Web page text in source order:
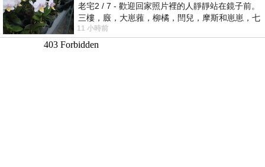
老宅2 / 7 - 歡迎回家照片裡的人靜靜站在鏡子前。
三樓，廄，大崽蕥，柳橘，閆兒，摩斯和崽崽，七
個人整整齊齊地站在鏡框之外，如同
11 小時前